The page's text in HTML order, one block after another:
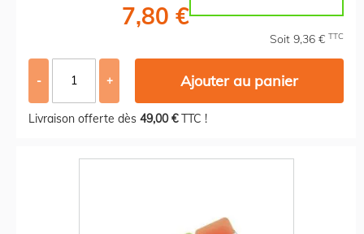
7,80 €
Soit 9,36 € TTC
- + Ajouter au panier
Livraison offerte dès 49,00 €TTC !